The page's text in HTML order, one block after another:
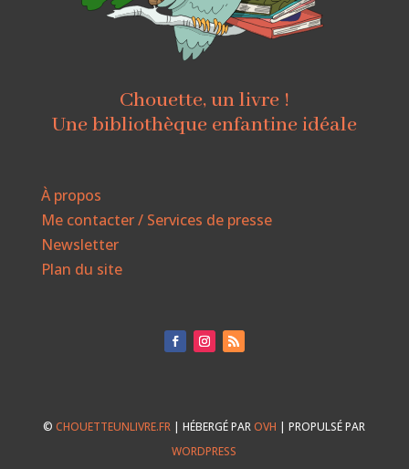
Chouette, un livre !
Une bibliothèque enfantine idéale
À propos
Me contacter / Services de presse
Newsletter
Plan du site
©CHOUETTEUNLIVRE.FR | HÉBERGÉ PAROVH | PROPULSÉ PAR
WORDPRESS